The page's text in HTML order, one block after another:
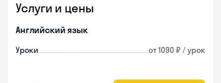
Услуги и цены
Английский язык
Уроки от 1090 ₽ / урок